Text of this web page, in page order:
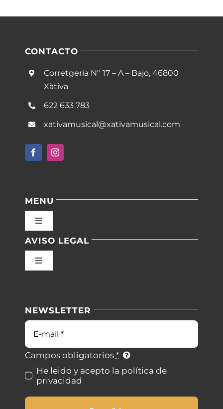
CONTACTO
Corretgeria Nº 17 – A – Bajo, 46800
Xàtiva
622 633 783
xativamusical@xativamusical.com
MENU
Toggle
Inicio
Blog
Contacto
AVISO LEGAL
Toggle
Condiciones de uso
Ley de cookies
Desistimiento
NEWSLETTER
Correo
electrónico
Campos obligatorios *
He leido y acepto la política de
privacidad